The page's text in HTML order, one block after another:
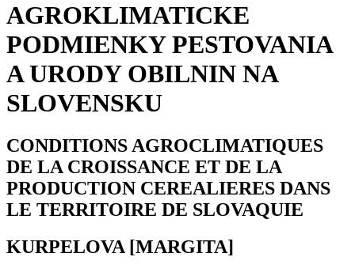
AGROKLIMATICKE
PODMIENKY PESTOVANIA
A URODY OBILNIN NA
SLOVENSKU
CONDITIONS AGROCLIMATIQUES
DE LA CROISSANCE ET DE LA
PRODUCTION CEREALIERES DANS
LE TERRITOIRE DE SLOVAQUIE
KURPELOVA [MARGITA]